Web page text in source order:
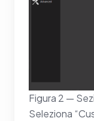
Figura 2 —
Seleziona